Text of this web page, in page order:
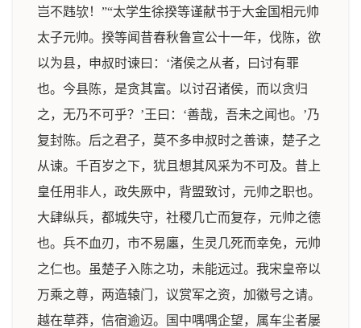
岂不韪欤！”“太学生徐揆等谨献书于大金国相元帅
太子元帅。揆等闻昔春秋鲁宣公十一年，伐陈，欲
以为县，申叔时谏曰：‘渚侯之从者，曰讨有罪
也。今县陈，是贪其富。以讨召诸侯，而以贪归
之，无乃不可乎？’王曰：‘善哉，吾未之闻也。’乃
复封陈。后之君子，莫不多申叔时之善谏，楚子之
从谏。千百岁之下，犹且想其风采为不可及。昔上
皇任用非人，政失厥中，背盟致讨，元帅之职也。
大肆纵兵，都城失守，社稷几亡而复存，元帅之德
也。兵不血刃，市不易廛，生灵几死而幸免，元帅
之仁也。虽楚子入陈之功，未能远过。我宋皇帝以
万乘之尊，两造辕门，议赏军之资，加徽号之请。
越在草莽，信宿逾迈。国中喁喁企望，属车尘者屡